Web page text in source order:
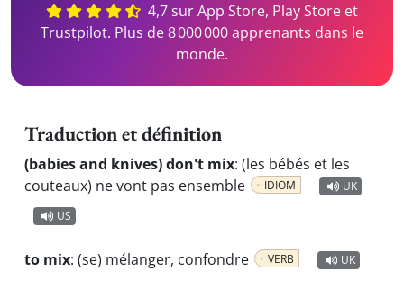
4,7 sur App Store, Play Store et
Trustpilot. Plus de 8 000 000 apprenants dans le
monde.
Traduction et définition
(babies and knives) don't mix: (les bébés et les
couteaux) ne vont pas ensemble
IDIOM
UK
US
to mix: (se) mélanger, confondre VERB
UK